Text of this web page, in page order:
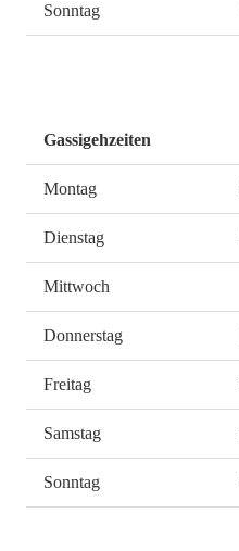
Sonntag
Gassigehzeiten
Montag
Dienstag
Mittwoch
Donnerstag
Freitag
Samstag
Sonntag